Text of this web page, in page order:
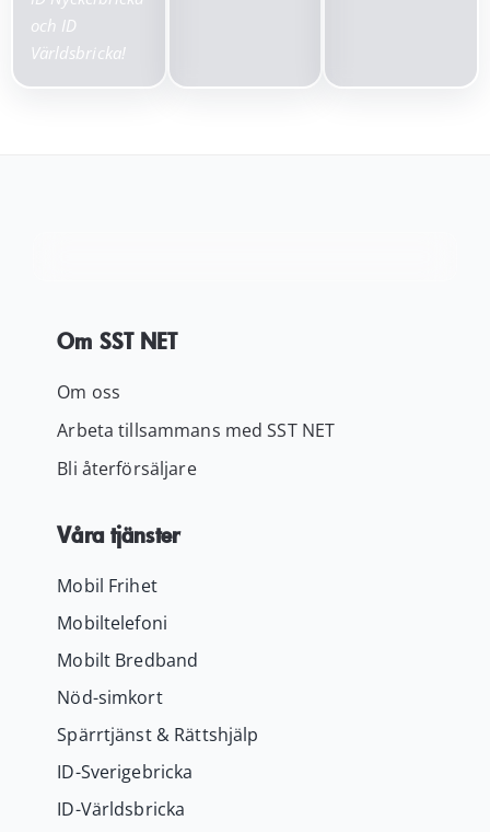
och ID
Världsbricka!
Om SST NET
Om oss
Arbeta tillsammans med SST NET
Bli återförsäljare
Våra tjänster
Mobil Frihet
Mobiltelefoni
Mobilt Bredband
Nöd-simkort
Spärrtjänst & Rättshjälp
ID-Sverigebricka
ID-Världsbricka